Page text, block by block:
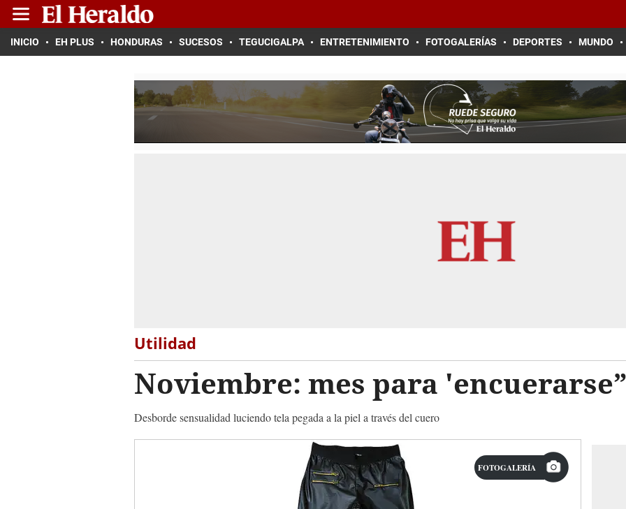
INICIO EH PLUS HONDURAS SUCESOS TEGUCIGALPA ENTRETENIMIENTO FOTOGALERÍAS DEPORTES MUNDO
Utilidad
Noviembre: mes para
Desborde sensualidad luciendo tela pegada a la piel a través del cuero
FOTOGALERÍA